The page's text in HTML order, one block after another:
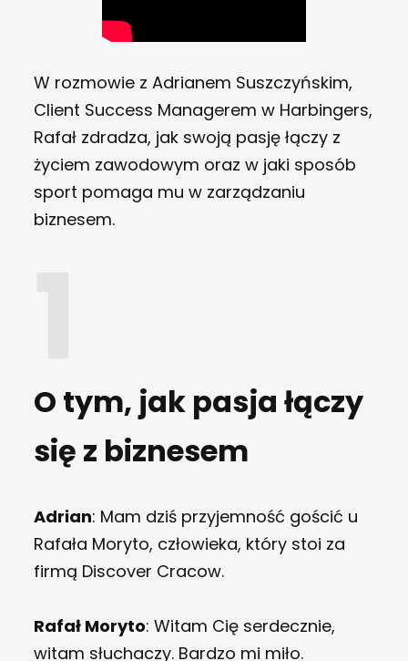
W rozmowie z Adrianem Suszczyńskim,
Client Success Managerem w Harbingers,
Rafał zdradza, jak swoją pasję łączy z
życiem zawodowym oraz w jaki sposób
sport pomaga mu w zarządzaniu
biznesem.
O tym, jak pasja łączy
się z biznesem
Adrian: Mam dziś przyjemność gościć u
Rafała Moryto, człowieka, który stoi za
firmą Discover Cracow.
Rafał Moryto: Witam Cię serdecznie,
witam słuchaczy. Bardzo mi miło.